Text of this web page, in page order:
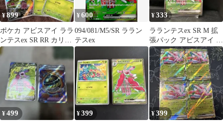
¥899
ポケカ アビスアイ ララ
ンテスex SR RR カリキ
リ AR
¥600
094/081/M5/SR ララン
テスex
¥333
ラランテスex SR M 拡
張パック アビスアイ キ
ラ 094/081
¥499 ¥399 ¥399